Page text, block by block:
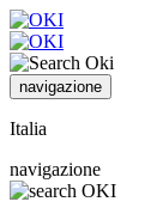
navigazione
Italia
navigazione